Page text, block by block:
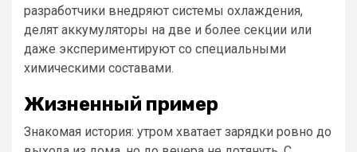
разработчики внедряют системы охлаждения,
делят аккумуляторы на две и более секции или
даже экспериментируют со специальными
химическими составами.
Жизненный пример
Знакомая история: утром хватает зарядки ровно до